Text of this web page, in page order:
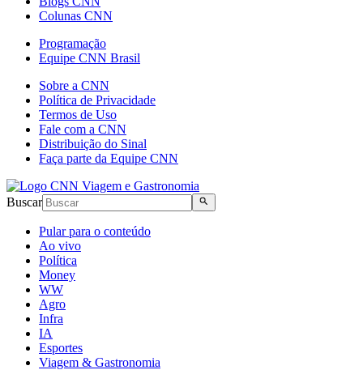
Colunas CNN
Programação
Equipe CNN Brasil
Sobre a CNN
Política de Privacidade
Termos de Uso
Fale com a CNN
Distribuição do Sinal
Faça parte da Equipe CNN
Buscar
Pular para o conteúdo
Ao vivo
Política
Money
WW
Agro
Infra
IA
Esportes
Viagem & Gastronomia